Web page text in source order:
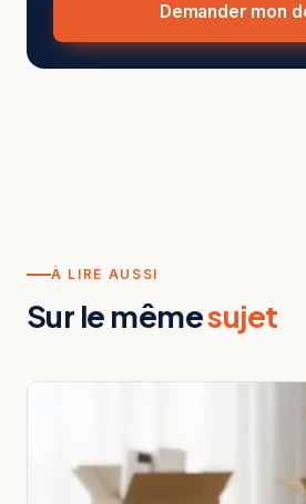
Demander mon
À LIRE AUSSI
Sur le mêmesujet